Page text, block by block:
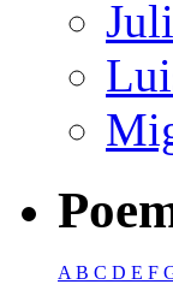
AB C D E F